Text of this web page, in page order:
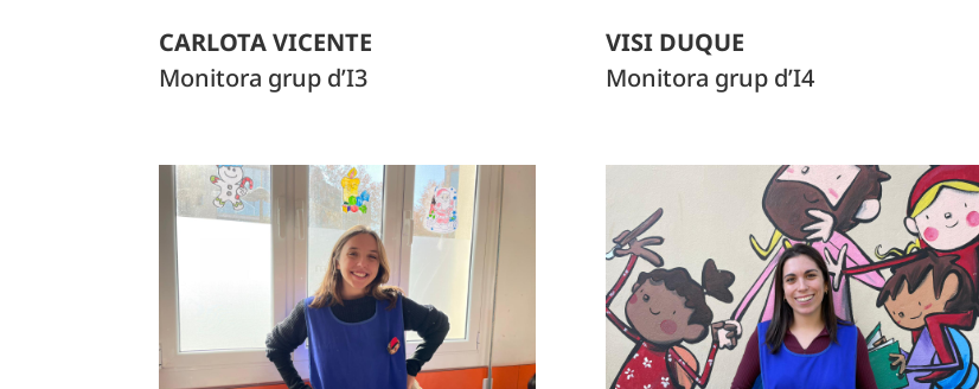
CARLOTA VICENTE
Monitora grup d’I3
VISI DUQUE
Monitora grup d’I4